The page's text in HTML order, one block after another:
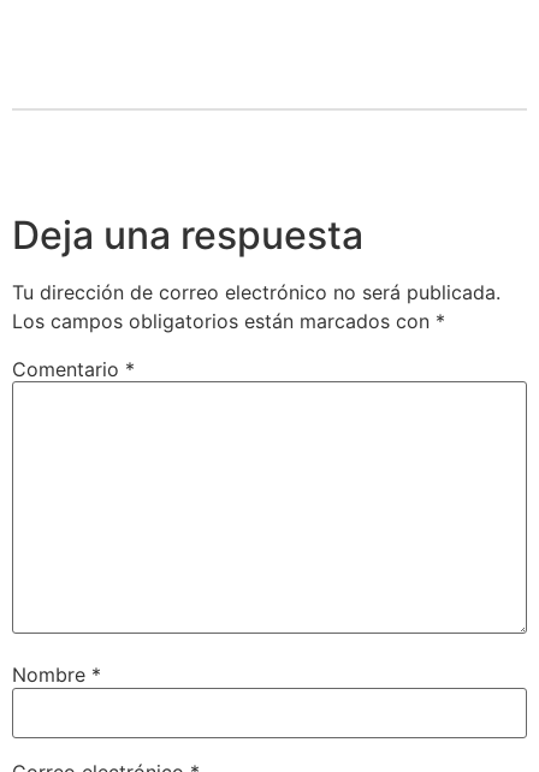
Deja una respuesta
Tu dirección de correo electrónico no será publicada.
Los campos obligatorios están marcados con *
Comentario *
Nombre *